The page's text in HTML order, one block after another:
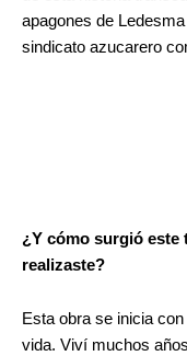
apagones de
sindicato azucarero
¿Y cómo surgió este
realizaste?
Esta obra se inicia
vida. Viví muchos